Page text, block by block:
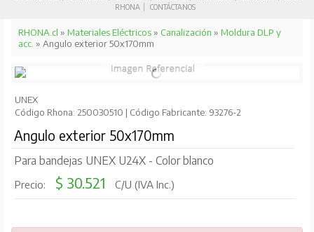
RHONA
CONTÁCTANOS
RHONA.cl » Materiales Eléctricos» Canalización » Moldura DLP y
acc. » Angulo exterior 50x170mm
UNEX
Código Rhona: 250030510 | Código Fabricante: 93276-2
Angulo exterior 50x170mm
Para bandejas UNEX U24X - Color blanco
Precio: $ 30.521 C/U (IVA Inc.)